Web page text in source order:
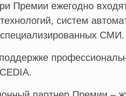
Премии ежегодно
систем
СМИ.